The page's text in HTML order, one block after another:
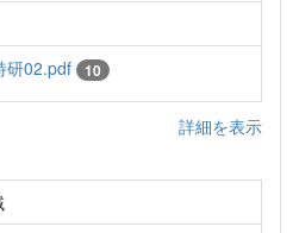
研02.pdf 10
詳細を表示